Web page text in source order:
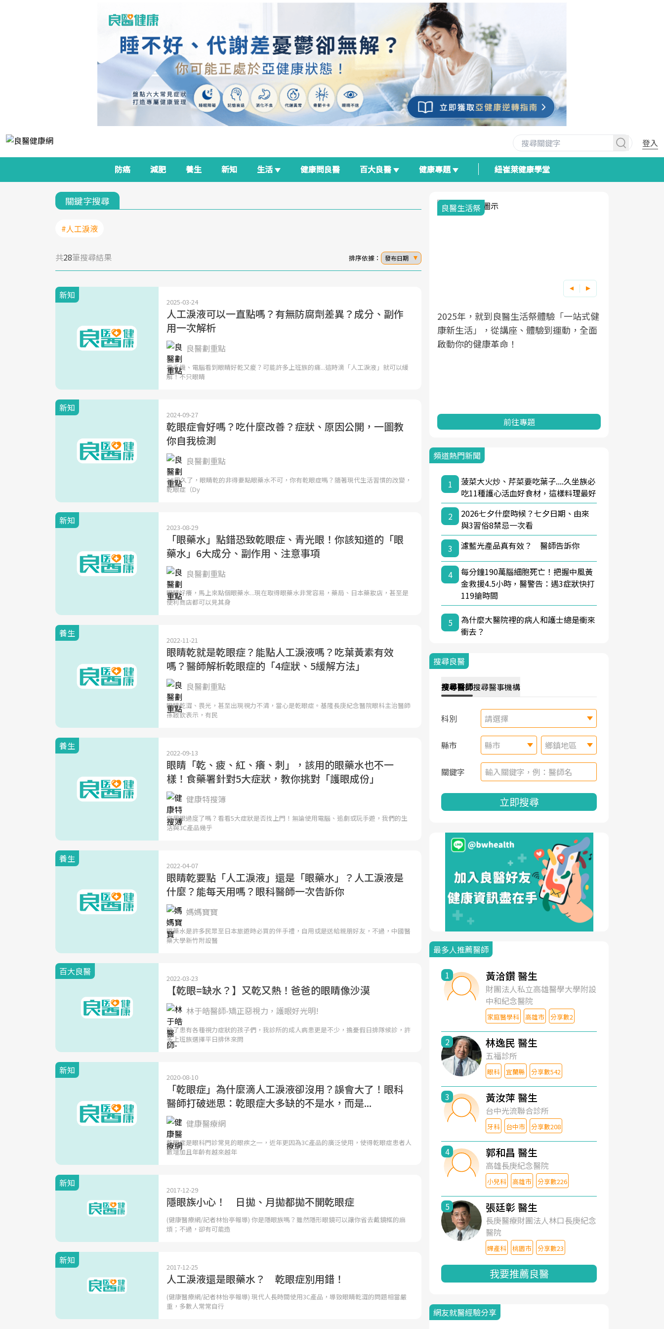
登入
防癌 減肥 養生 新知 生活 健康問良醫 百大良醫 健康專題 紐崔萊健康學堂
關鍵字搜尋
#人工淚液
共28筆搜尋結果 排序依據： 發布日期
新知
2025-03-24
人工淚液可以一直點嗎？有無防腐劑差異？成分、副作
用一次解析
良醫劃重點
看手機、電腦看到眼睛好乾又痠？可能許多上班族的痛...這時滴「人工淚液」就可以緩
解！不只眼睛
新知
2024-09-27
乾眼症會好嗎？吃什麼改善？症狀、原因公開，一圖教
你自我檢測
良醫劃重點
3C用久了，眼睛乾的非得要點眼藥水不可，你有乾眼症嗎？隨著現代生活習慣的改變，
乾眼症（Dy
新知
2023-08-29
「眼藥水」點錯恐致乾眼症、青光眼！你該知道的「眼
藥水」6大成分、副作用、注意事項
良醫劃重點
眼睛好癢，馬上來點個眼藥水...現在取得眼藥水非常容易，藥局、日本藥妝店，甚至是
便利商店都可以見其身
養生
2022-11-21
眼睛乾就是乾眼症？能點人工淚液嗎？吃葉黃素有效
嗎？醫師解析乾眼症的「4症狀、5緩解方法」
良醫劃重點
眼睛乾澀、畏光，甚至出現視力不清，當心是乾眼症。基隆長庚紀念醫院眼科主治醫師
孫啟欽表示，有民
養生
2022-09-13
眼睛「乾、疲、紅、癢、刺」，該用的眼藥水也不一
樣！食藥署針對5大症狀，教你挑對「護眼成份」
健康特搜簿
您用眼過度了嗎？看看5大症狀是否找上門！無論使用電腦、追劇或玩手遊，我們的生
活與3C產品幾乎
養生
2022-04-07
眼睛乾要點「人工淚液」還是「眼藥水」？人工淚液是
什麼？能每天用嗎？眼科醫師一次告訴你
媽媽寶寶
眼藥水是許多民眾至日本旅遊時必買的伴手禮，自用或是送給親朋好友，不過，中國醫
藥大學新竹附設醫
百大良醫
2022-03-23
【乾眼=缺水？】又乾又熱！爸爸的眼睛像沙漠
林于皓醫師-矯正惡視力，護眼好光明!
除了患有各種視力症狀的孩子們，我診所的成人病患更是不少，擔憂假日排隊候診，許
多上班族選擇平日排休來問
新知
2020-08-10
「乾眼症」為什麼滴人工淚液卻沒用？誤會大了！眼科
醫師打破迷思：乾眼症大多缺的不是水，而是...
健康醫療網
乾眼症是眼科門診常見的眼疾之一，近年更因為3C產品的廣泛使用，使得乾眼症患者人
數增加且年齡有越來越年
新知
2017-12-29
隱眼族小心！ 日拋、月拋都拋不開乾眼症
(健康醫療網/記者林怡亭報導) 你是隱眼族嗎？雖然隱形眼鏡可以讓你省去戴鏡框的麻
煩；不過，卻有可能造
新知
2017-12-25
人工淚液還是眼藥水？ 乾眼症別用錯！
(健康醫療網/記者林怡亭報導) 現代人長時間使用3C產品，導致眼睛乾澀的問題相當嚴
重，多數人常常自行
面對超高齡社會的浪潮，台灣正在快速邁
心議題。然而，健檢不只是醫療院所的服
前往專題
良醫生活祭
2025年，就到良醫生活祭體驗「一站式健
前往專題
我與健康韌性的距離
良醫健康網從「換季的身體變化」出發，
透過醫學觀點與日常感受的對話，建立對
亞健康的認知，進而引導實際的改善行
前往專題
頻道熱門新聞
1
菠菜大火炒、芹菜要吃葉子....久坐族必
吃11種護心活血好食材，這樣料理最好
2
2026七夕什麼時候？七夕日期、由來
與3習俗8禁忌一次看
3
濾藍光產品真有效？ 醫師告訴你
4
每分鐘190萬腦細胞死亡！把握中風黃
金救援4.5小時，醫警告：遇3症狀快打
119搶時間
5
為什麼大醫院裡的病人和護士總是衝來
衝去？
搜尋良醫
搜尋醫師搜尋醫事機構
科別 請選擇
縣市 縣市 鄉鎮地區
關鍵字
立即搜尋
最多人推薦醫師
1 黃洽鑽 醫生
財團法人私立高雄醫學大學附設
中和紀念醫院
家庭醫學科 高雄市 分享數2
2 林逸民 醫生
五福診所
眼科 宜蘭縣 分享數542
3 黃汝萍 醫生
台中光流聯合診所
牙科 台中市 分享數208
4 郭和昌 醫生
高雄長庚紀念醫院
小兒科 高雄市 分享數226
5 張廷彰 醫生
長庚醫療財團法人林口長庚紀念
醫院
婦產科 桃園市 分享數23
我要推薦良醫
網友就醫經驗分享